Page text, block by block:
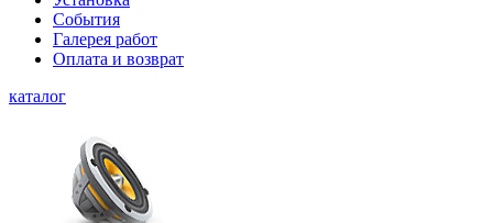
События
Галерея работ
Оплата и возврат
каталог